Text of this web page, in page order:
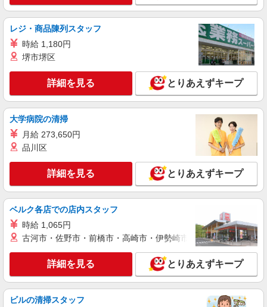
月給 271,340円 〜 271,340円 試用期間なし ※
経験・能力による 【試用期間】時給 0 円 〜 0 円
■ソフトバンク販売契約社員【箕面市エリア】
キープ 詳細を見る
ソフトバンク小野原店
ソフトバンクショップの携帯販売スタッフ
月給 222,000円 〜 390,000円 固定残業代:
29,500円 〜 51,800円（20時間相当） ＊時間外手
当は時間外労働の有無にかかわらず、固定残業代
として支給し、 相当時間を超える時間外労働は法
定通り追加で支給します。固定残業代の金額は月
給に応じ設定します 試用期間あり 2ヶ月 ※経験・
能力による 【試用期間】月給 222000 円 〜
390000 円
■ソフトバンク小野原店 大阪府 箕面市 小野原
東3丁目 9‐34
キープ 詳細を見る
正社員
ソフトバンクみのおキューズモール店
【店長職】ソフトバンクショップの携帯販売ス
タッフ
月給 290,000円 〜 390,000円 固定残業代:
38,500円 〜 51,800円（20時間相当） ＊時間外手
当は時間外労働の有無にかかわらず、固定残業代
レジ・商品陳列スタッフ
時給 1,180円
堺市堺区
詳細を見る とりあえずキープ
大学病院の清掃
月給 273,650円
品川区
詳細を見る とりあえずキープ
ベルク各店での店内スタッフ
時給 1,065円
古河市・佐野市・前橋市・高崎市・伊勢崎市・太田市・館林市
詳細を見る とりあえずキープ
ビルの清掃スタッフ